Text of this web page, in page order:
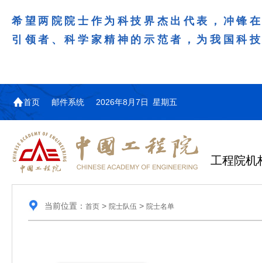
希望两院院士作为科技界杰出代表，冲锋
引领者、科学家精神的示范者，为我国科
首页 邮件系统 2026年8月7日 星期五
工程院机
当前位置： 首页> 院士队伍 > 院士名单